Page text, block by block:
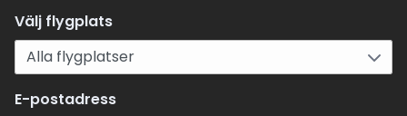
Välj flygplats
E-postadress